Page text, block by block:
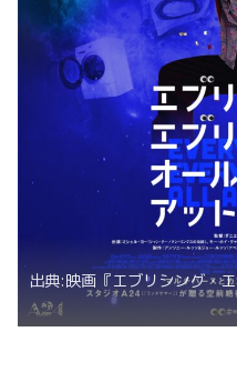
出典:映画『エブリシング・